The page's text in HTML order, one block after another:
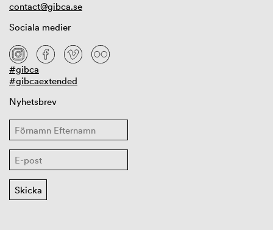
contact@gibca.se
Sociala medier
#gibca
#gibcaextended
Nyhetsbrev